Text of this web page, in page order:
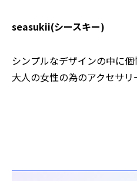
seasukii(シースキー)
シンプルなデザインの中に個
大人の女性の為のアクセサリ